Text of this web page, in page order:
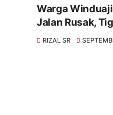
Warga
Jalan Rusak,
RIZAL SR